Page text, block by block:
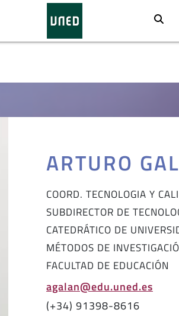
ARTURO
COORD. TECNOLOGIA Y
SUBDIRECTOR DE
CATEDRÁTICO DE
MÉTODOS DE
FACULTAD DE EDUCACIÓN
agalan@edu.uned.es
(+34) 91398-8616